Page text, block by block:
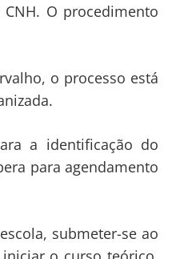
O procedimento
o processo está
a identificação do
para agendamento
submeter-se ao